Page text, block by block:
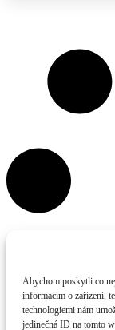
Abychom poskytli co
informacím o zařízení,
technologiemi nám
jedinečná ID na tomto